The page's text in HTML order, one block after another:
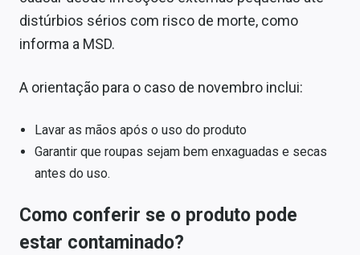
distúrbios sérios com risco de morte, como
informa a MSD.
A orientação para o caso de novembro inclui:
Lavar as mãos após o uso do produto
Garantir que roupas sejam bem enxaguadas e secas
antes do uso.
Como conferir se o produto pode
estar contaminado?